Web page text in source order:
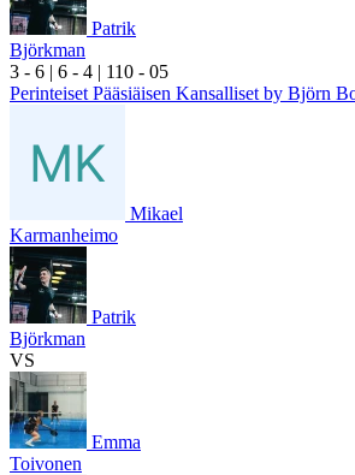
Patrik
Björkman
3 - 6 | 6 - 4 | 110 - 05
Perinteiset Pääsiäisen Kansalliset by Björn
Mikael
Karmanheimo
Patrik
Björkman
VS
Emma
Toivonen